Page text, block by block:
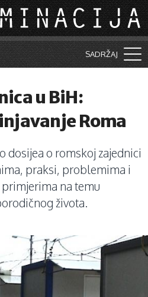
SADRŽAJ
u BiH:
Roma
dosijea o romskoj zajednici
praksi, problemima i
na temu
života.